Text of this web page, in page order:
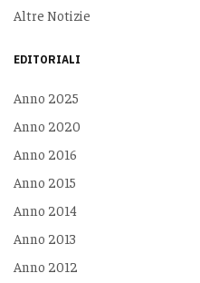
Altre Notizie
EDITORIALI
Anno 2025
Anno 2020
Anno 2016
Anno 2015
Anno 2014
Anno 2013
Anno 2012